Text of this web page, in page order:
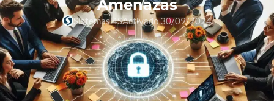
Amenazas
Sistemas 4SActivado 30/09/2024
La Importancia de la Ciberseguridad y Cómo
Prevenir Amenazas
En la era digital actual, la ciberseguridad se ha convertido en una
prioridad esencial para empresas de todos los tamaños. Con el